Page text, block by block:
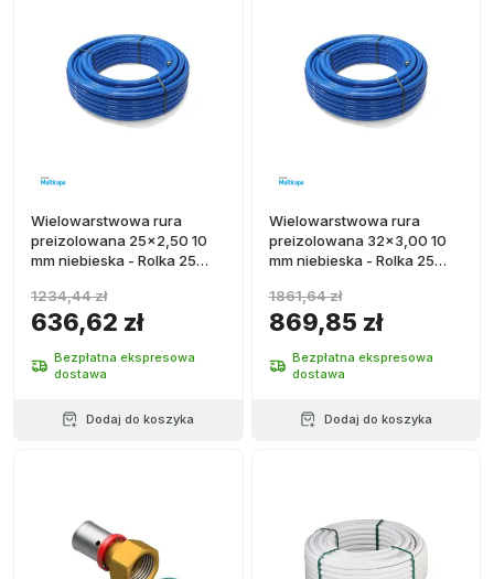
Wielowarstwowa rura
preizolowana 25x2,50 10
mm niebieska - Rolka 25
636,62 zł
1234,44 zł
Bezpłatna ekspresowa
dostawa
Dodaj do koszyka
Wielowarstwowa rura
preizolowana 32x3,00 10
mm niebieska - Rolka 25
869,85 zł
1861,64 zł
Bezpłatna ekspresowa
dostawa
Dodaj do koszyka